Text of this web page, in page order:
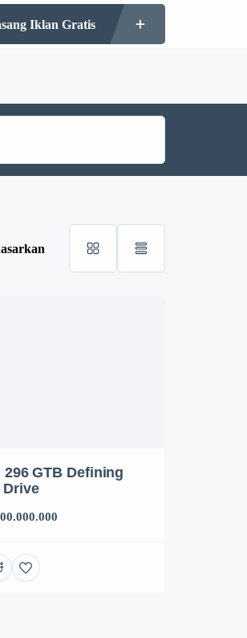
Iklan Gratis
296 GTB Defining
Drive